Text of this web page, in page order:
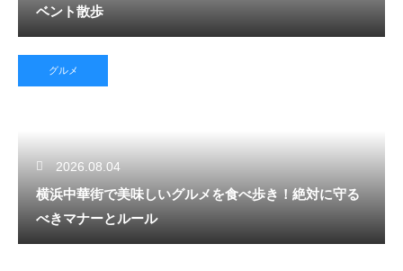
ベント散歩
グルメ
2026.08.04
横浜中華街で美味しいグルメを食べ歩き！絶対に守る
べきマナーとルール